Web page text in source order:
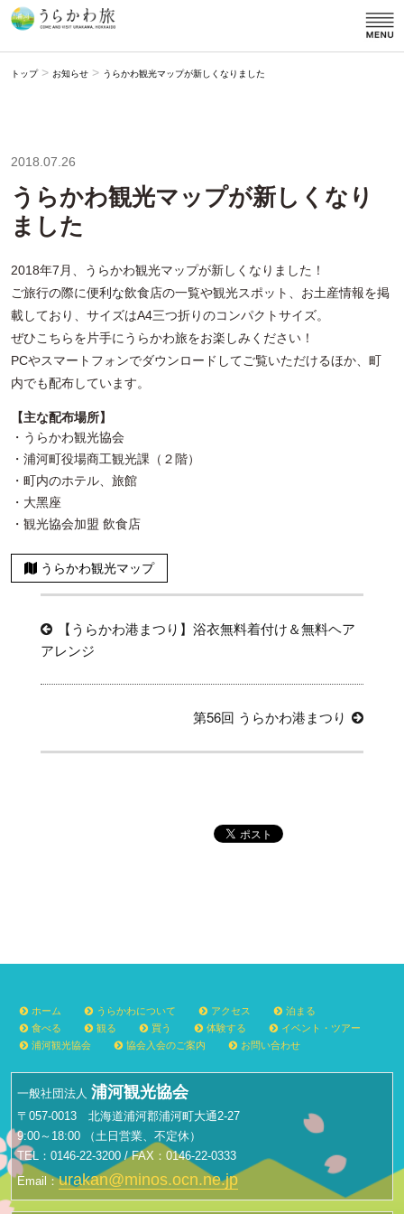
トップ> お知らせ > うらかわ観光マップが新しくなりました
2018.07.26
うらかわ観光マップが新しくなり
ました
2018年7月、うらかわ観光マップが新しくなりました！
ご旅行の際に便利な飲食店の一覧や観光スポット、お土産情報を掲
載しており、サイズはA4三つ折りのコンパクトサイズ。
ぜひこちらを片手にうらかわ旅をお楽しみください！
PCやスマートフォンでダウンロードしてご覧いただけるほか、町
内でも配布しています。
【主な配布場所】
・うらかわ観光協会
・浦河町役場商工観光課（２階）
・町内のホテル、旅館
・大黑座
・観光協会加盟 飲食店
うらかわ観光マップ
投
稿
ナ
ー
過
去
【うらかわ港まつり】浴衣無料着付け＆無料ヘア
アレンジ
第56回 うらかわ港まつり
ホーム うらかわについて アクセス
泊まる
食べる
観る 買う 体験する
イベント・ツアー
浦河観光協会
協会入会のご案内 お問い合わせ
一般社団法人 浦河観光協会
〒057-0013 北海道浦河郡浦河町大通2-27
9:00～18:00 （土日営業、不定休）
TEL：0146-22-3200 / FAX：0146-22-0333
Email：urakan@minos.ocn.ne.jp